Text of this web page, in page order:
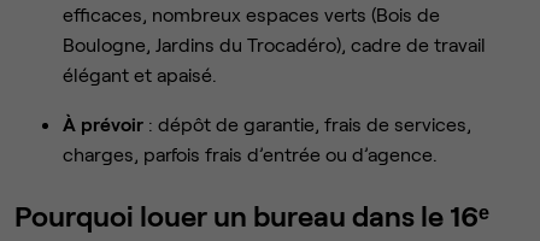
efficaces, nombreux espaces verts (Bois de
Boulogne, Jardins du Trocadéro), cadre de travail
élégant et apaisé.
À prévoir : dépôt de garantie, frais de services,
charges, parfois frais d’entrée ou d’agence.
Pourquoi louer un bureau dans le 16ᵉ